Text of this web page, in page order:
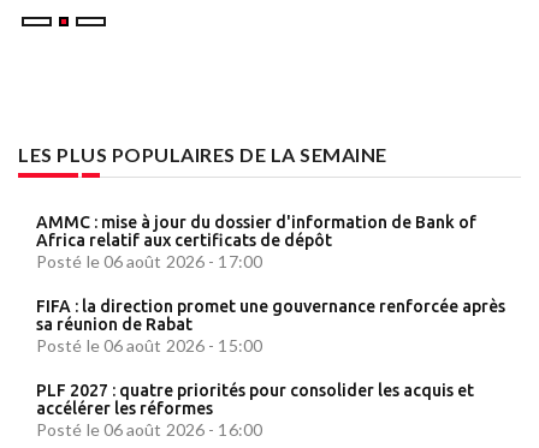
LES PLUS POPULAIRES DE LA SEMAINE
AMMC : mise à jour du dossier d'information de Bank of
Africa relatif aux certificats de dépôt
Posté le 06 août 2026 - 17:00
FIFA : la direction promet une gouvernance renforcée après
sa réunion de Rabat
Posté le 06 août 2026 - 15:00
PLF 2027 : quatre priorités pour consolider les acquis et
accélérer les réformes
Posté le 06 août 2026 - 16:00